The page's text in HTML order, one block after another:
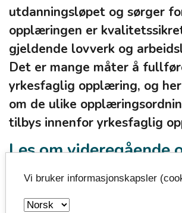
utdanningsløpet og sørger
opplæringen er
gjeldende lovverk og
Det er mange måter å
yrkesfaglig opplæring, og
om de ulike
tilbys innenfor yrkesfaglig
Les om
i yrkesfag for voksne
Vi bruker informasjonskapsler